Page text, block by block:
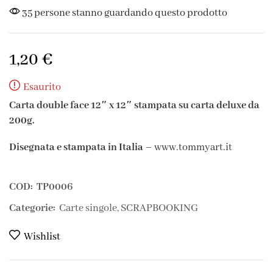
35 persone stanno guardando questo prodotto
1,20 €
Esaurito
Carta double face 12″ x 12″ stampata su carta deluxe da
200g.
Disegnata e stampata in Italia– www.tommyart.it
COD: TP0006
Categorie: Carte singole,SCRAPBOOKING
Wishlist